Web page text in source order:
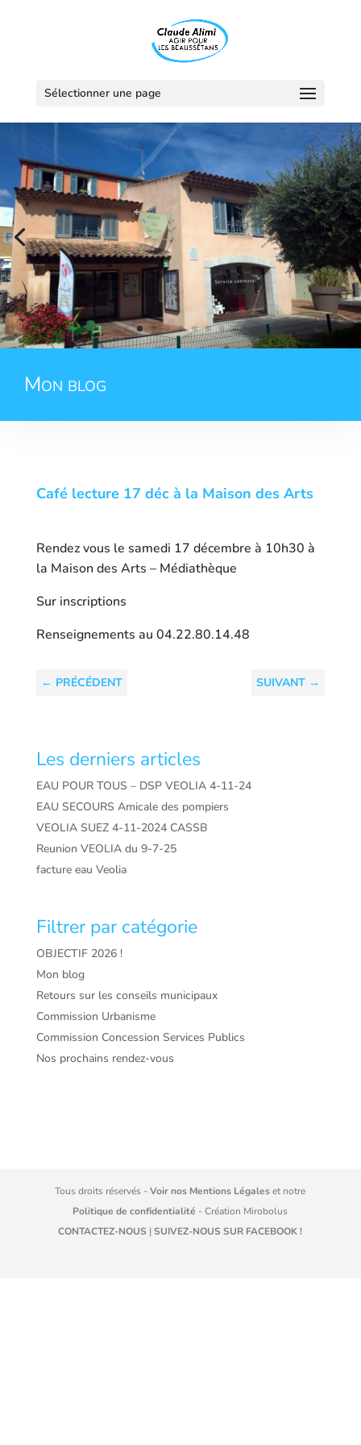
Sélectionner une page
Mon blog
Café lecture 17 déc à la Maison des Arts
Rendez vous le samedi 17 décembre à 10h30 à
la Maison des Arts – Médiathèque
Sur inscriptions
Renseignements au 04.22.80.14.48
← PRÉCÉDENT SUIVANT →
Les derniers articles
EAU POUR TOUS – DSP VEOLIA 4-11-24
EAU SECOURS Amicale des pompiers
VEOLIA SUEZ 4-11-2024 CASSB
Reunion VEOLIA du 9-7-25
facture eau Veolia
Filtrer par catégorie
OBJECTIF 2026 !
Mon blog
Retours sur les conseils municipaux
Commission Urbanisme
Commission Concession Services Publics
Nos prochains rendez-vous
Tous droits réservés -Voir nos Mentions Légaleset notre
Politique de confidentialité - Création Mirobolus
CONTACTEZ-NOUS |SUIVEZ-NOUS SUR FACEBOOK !